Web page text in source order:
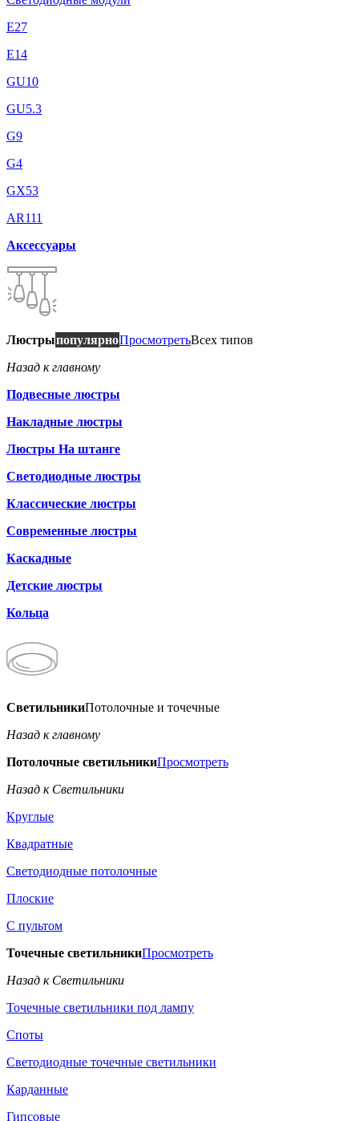
E27
E14
GU10
GU5.3
G9
G4
GX53
AR111
Аксессуары
ЛюстрыпопулярноПросмотретьВсех типов
Назад к главному
Подвесные люстры
Накладные люстры
Люстры На штанге
Светодиодные люстры
Классические люстры
Современные люстры
Каскадные
Детские люстры
Кольца
СветильникиПотолочные и точечные
Назад к главному
Потолочные светильникиПросмотреть
Назад к Светильники
Круглые
Квадратные
Светодиодные потолочные
Плоские
С пультом
Точечные светильникиПросмотреть
Назад к Светильники
Точечные светильники под лампу
Споты
Светодиодные точечные светильники
Карданные
Гипсовые